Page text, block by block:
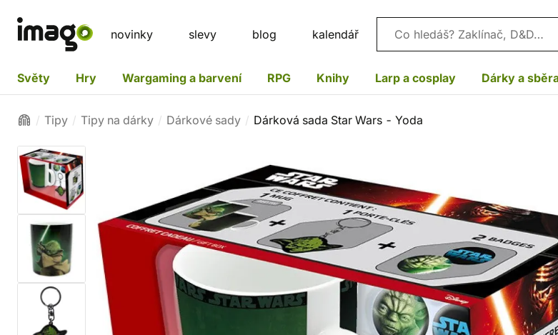
novinky slevy blog kalendář Vyhledávání
Světy Hry Wargaming a barvení RPG Knihy Larp a cosplay Dárky a
Tipy Tipy na dárky Dárkové sady Dárková sada Star Wars - Yoda